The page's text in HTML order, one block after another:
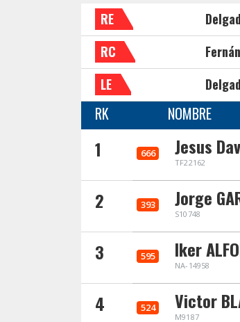
RE
RC
LE
RK NOMBRE
1 666 Jesus
TF22162
2 393 Jorge
S10748
3 595 Iker
NA-14958
4 524 Victor
M9187